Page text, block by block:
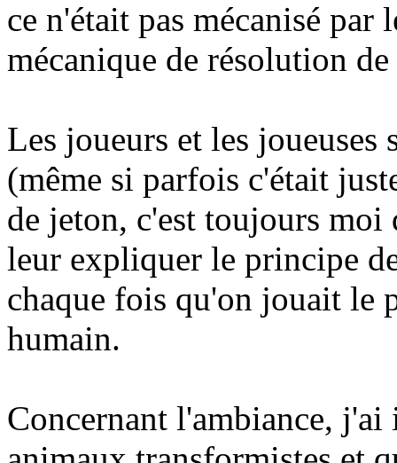
ce n'était pas mécanisé
mécanique de résolution de
Les joueurs et les joueuses
(même si parfois c'était
de jeton, c'est toujours
leur expliquer le principe
chaque fois qu'on jouait le
humain.
Concernant l'ambiance,